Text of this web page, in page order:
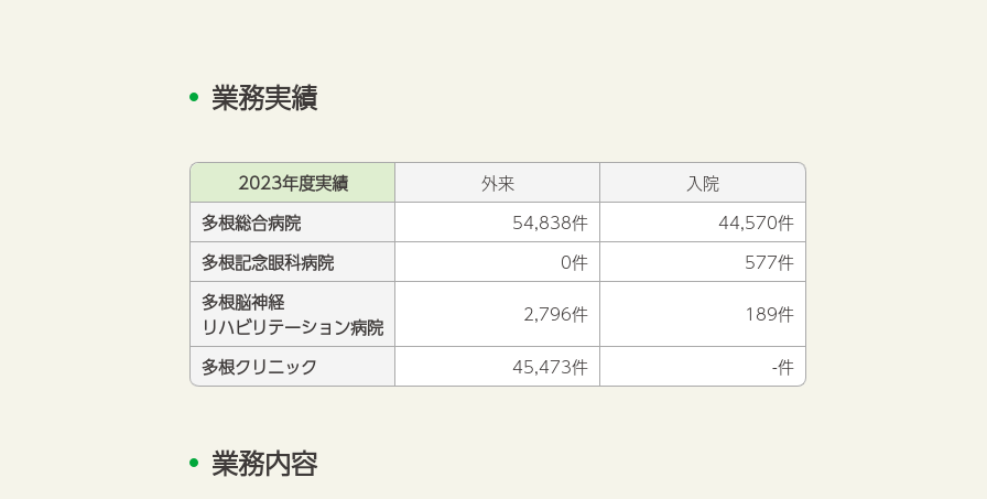
業務実績
2023年度実績 外来
入院
多根総合病院
54,838件
44,570件
多根記念眼科病院
0件
577件
多根脳神経
リハビリテーション病院
2,796件 189件
多根クリニック 45,473件 -件
業務内容